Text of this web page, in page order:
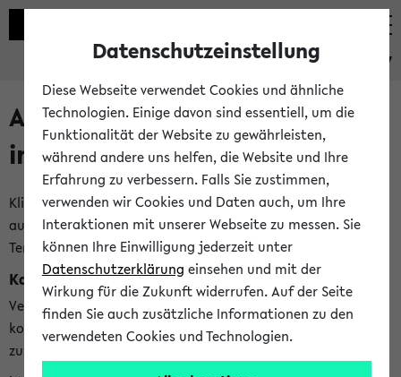
eKVV
Alle veröffentlichten Semester
im eKVV
Klicken Sie auf das Semester, welches Sie für Ihre Sitzung
auswählen möchten. Bitte beachten Sie auch die weiteren
Termine imKalender der Lehrplanung
Kalenderintegration
Verwenden Sie die folgende Adresse, um mit einer
kompatiblen Kalenderanwendung auf die Vorlesungszeiten
zuzugreifen (nähere Informationen
finden Sie hier
Datenschutzeinstellung
Diese Webseite verwendet Cookies und ähnliche
Technologien. Einige davon sind essentiell, um die
Funktionalität der Website zu gewährleisten,
während andere uns helfen, die Website und Ihre
Erfahrung zu verbessern. Falls Sie zustimmen,
verwenden wir Cookies und Daten auch, um Ihre
Interaktionen mit unserer Webseite zu messen. Sie
können Ihre Einwilligung jederzeit unter
Datenschutzerklärung einsehen und mit der
Wirkung für die Zukunft widerrufen. Auf der Seite
finden Sie auch zusätzliche Informationen zu den
verwendeten Cookies und Technologien.